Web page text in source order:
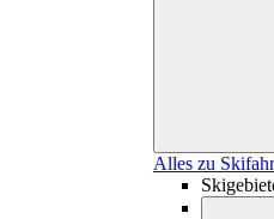
Alles zu